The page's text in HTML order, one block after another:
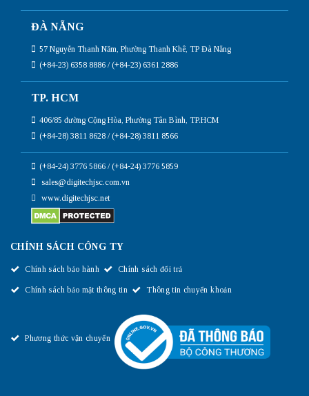
ĐÀ NẴNG
57 Nguyễn Thanh Năm, Phường Thanh Khê, TP Đà Nẵng
(+84-23) 6358 8886 / (+84-23) 6361 2886
TP. HCM
406/85 đường Cộng Hòa, Phường Tân Bình, TP.HCM
(+84-28) 3811 8628 / (+84-28) 3811 8566
(+84-24) 3776 5866 / (+84-24) 3776 5859
sales@digitechjsc.com.vn
www.digitechjsc.net
CHÍNH SÁCH CÔNG TY
Chính sách bảo hành Chính sách đổi trả
Chính sách bảo mật thông tin Thông tin chuyển khoản
Phương thức vận chuyển